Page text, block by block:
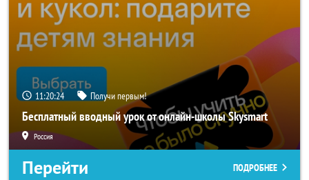
11:20:22 Получи первым!
Бесплатный вводный урок от онлайн-школы Skysmart
Россия
Перейти ПОДРОБНЕЕ